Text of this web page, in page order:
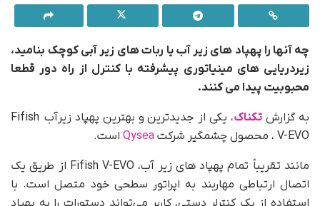
چه آنها را پهپاد های زیر آب یا ربات های زیر آبی کوچک بنامید،
زیردریایی های مینیاتوری پیشرفته با کنترل از راه دور قطعا
محبوبیت پیدا می کنند.
به گزارش تکناک
، یکی از جدیدترین و بهترین پهپاد زیرآب Fifish
V-EVO ، محصول چشمگیر شرکت
Qysea است.
مانند تقریباً تمام پهپاد های زیر آب، Fifish V-EVO از طریق یک
اتصال ارتباطی مهاربند به اپراتور سطحی خود متصل است. با
استفاده از یک کنترلر دستی، کاربر می‌تواند دستورات را به پهپاد